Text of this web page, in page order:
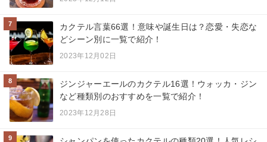
7
カクテル言葉66選！意味や誕生日は？恋愛・失恋な
どシーン別に一覧で紹介！
2023年12月02日
8
ジンジャーエールのカクテル16選！ウォッカ・ジン
など種類別のおすすめを一覧で紹介！
2023年12月28日
9